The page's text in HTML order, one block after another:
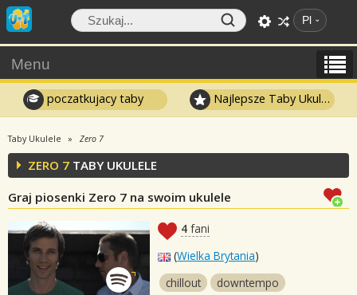
Pl
Menu
poczatkujacy taby Najlepsze Taby Ukulele
Taby Ukulele Zero 7
ZERO 7 TABY UKULELE
Graj piosenki Zero 7 na swoim ukulele
4 fani
(Wielka Brytania)
chillout
downtempo